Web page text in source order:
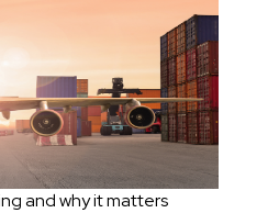
and why it matters